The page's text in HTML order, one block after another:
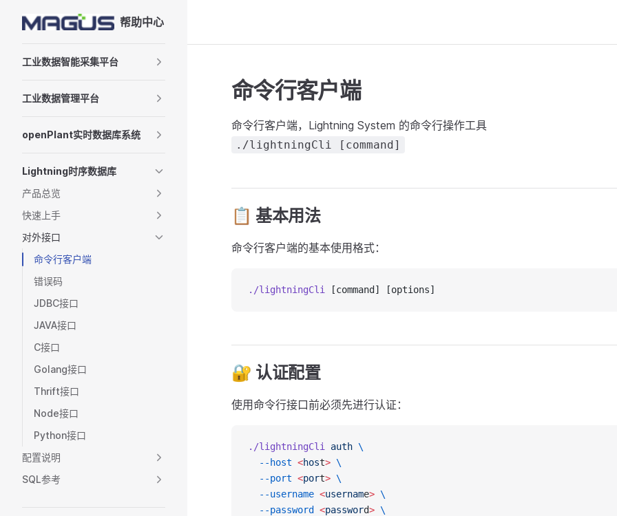
Skip to content 帮助中心
工业数据智能采集平台
工业数据管理平台
openPlant实时数据库系统
Lightning时序数据库
产品总览
快速上手
对外接口
命令行客户端
错误码
JDBC接口
JAVA接口
C接口
Golang接口
Thrift接口
Node接口
Python接口
配置说明
SQL参考
命令行客户端
命令行客户端，Lightning System 的命令行操作工具
./lightningCli [command]
📋 基本用法
命令行客户端的基本使用格式：
./lightningCli [command] [options]
🔐 认证配置
使用命令行接口前必须先进行认证：
./lightningCli auth \
  --host
<host> \
  --port
<port> \
  --username
<username> \
  --password
<password> \